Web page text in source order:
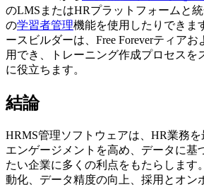
のLMSまたはHRプラットフォームと
の学習者管理機能を使用したりできま
ースビルダーは、Free Foreverティアお
用でき、トレーニング作成プロセスを
に役立ちます。
結論
HRMS管理ソフトウェアは、HR業務
エンゲージメントを高め、データに基
たい企業に多くの利点をもたらします
動化、データ精度の向上、採用とオン